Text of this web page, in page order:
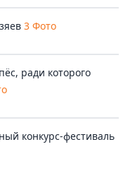
3 Фото
ради которого
конкурс-фестиваль